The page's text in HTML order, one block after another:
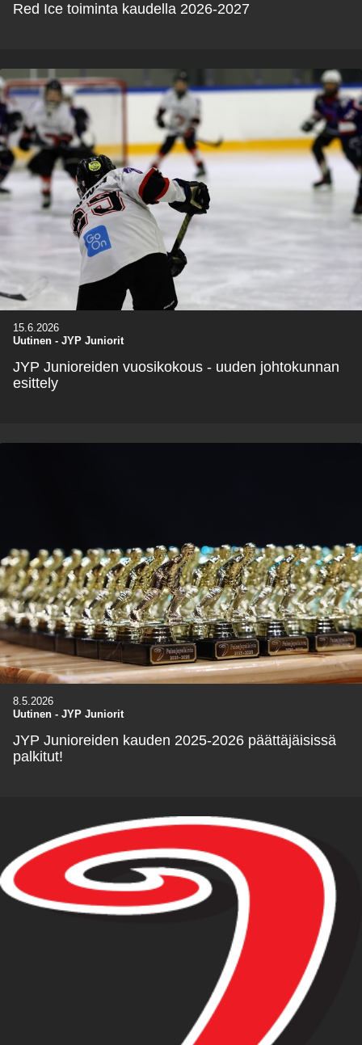
Red Ice toiminta kaudella 2026-2027
15.6.2026
Uutinen - JYP Juniorit
JYP Junioreiden vuosikokous - uuden johtokunnan
esittely
8.5.2026
Uutinen - JYP Juniorit
JYP Junioreiden kauden 2025-2026 päättäjäisissä
palkitut!